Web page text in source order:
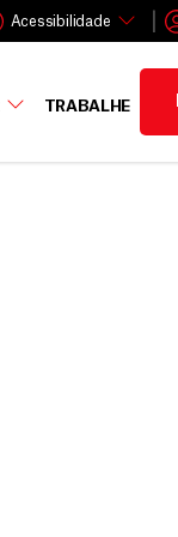
Acessibilidade
TRABALHE